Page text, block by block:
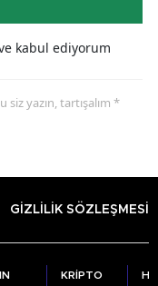
kabul ediyorum
yazın, tartışalım *
GİZLİLİK SÖZLEŞMESİ
KRİPTO